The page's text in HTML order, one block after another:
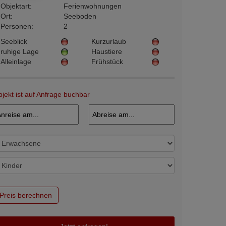
Objektart:
Ferienwohnungen
Ort:
Seeboden
Personen:
2
Seeblick
ruhige Lage
Alleinlage
Kurzurlaub
Haustiere
Frühstück
ist auf Anfrage buchbar
Preis berechnen